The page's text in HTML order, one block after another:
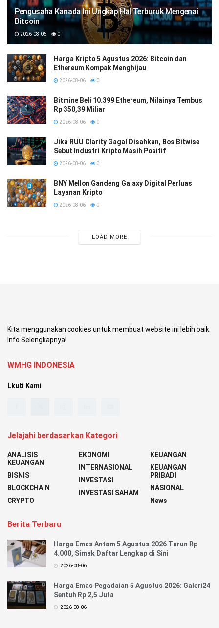
Pengusaha Kanada Ini Ungkap Hal Terburuk Mengenai
Bitcoin
2026-08-06 0
Harga Kripto 5 Agustus 2026: Bitcoin dan
Ethereum Kompak Menghijau
2026-08-06 0
Bitmine Beli 10.399 Ethereum, Nilainya Tembus
Rp 350,39 Miliar
2026-08-06 0
Jika RUU Clarity Gagal Disahkan, Bos Bitwise
Sebut Industri Kripto Masih Positif
2026-08-06 0
BNY Mellon Gandeng Galaxy Digital Perluas
Layanan Kripto
2026-08-06 0
LOAD MORE
Kita menggunakan cookies untuk membuat website ini lebih baik.
Info Selengkapnya!
WMHG INDONESIA
Lkuti Kami
Jelajahi berdasarkan Kategori
ANALISIS
KEUANGAN
BISNIS
BLOCKCHAIN
CRYPTO
EKONOMI
INTERNASIONAL
INVESTASI
INVESTASI SAHAM
KEUANGAN
KEUANGAN
PRIBADI
NASIONAL
News
Berita Terbaru
Harga Emas Antam 5 Agustus 2026 Turun Rp
4.000, Simak Daftar Lengkap di Sini
2026-08-06
Harga Emas Pegadaian 5 Agustus 2026: Galeri24
Sentuh Rp 2,5 Juta
2026-08-06